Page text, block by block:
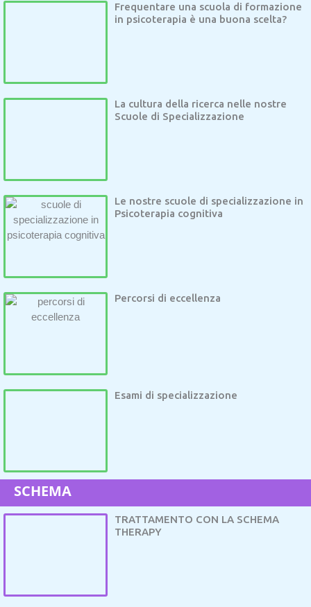
Frequentare una scuola di formazione
in psicoterapia è una buona scelta?
La cultura della ricerca nelle nostre
Scuole di Specializzazione
Le nostre scuole di specializzazione in
Psicoterapia cognitiva
Percorsi di eccellenza
Esami di specializzazione
SCHEMA
TRATTAMENTO CON LA SCHEMA
THERAPY